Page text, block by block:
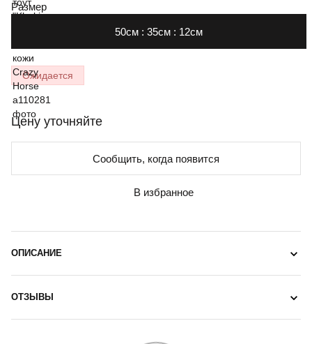
Размер
50см : 35см : 12см
Ожидается
Цену уточняйте
Сообщить, когда появится
В избранное
ОПИСАНИЕ
ОТЗЫВЫ